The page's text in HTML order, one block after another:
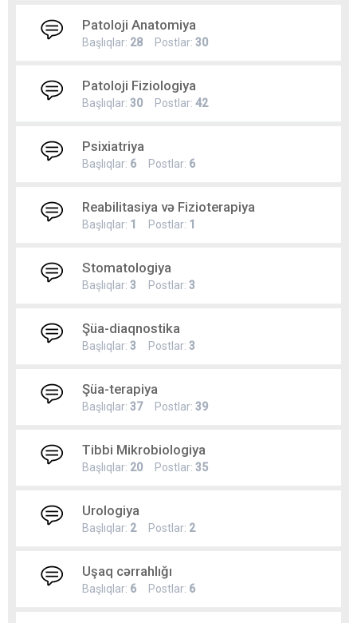
Patoloji Anatomiya
Başlıqlar: 28 Postlar: 30
Patoloji Fiziologiya
Başlıqlar: 30 Postlar: 42
Psixiatriya
Başlıqlar: 6 Postlar: 6
Reabilitasiya və Fizioterapiya
Başlıqlar: 1 Postlar: 1
Stomatologiya
Başlıqlar: 3 Postlar: 3
Şüa-diaqnostika
Başlıqlar: 3 Postlar: 3
Şüa-terapiya
Başlıqlar: 37Postlar: 39
Tibbi Mikrobiologiya
Başlıqlar: 20 Postlar: 35
Urologiya
Başlıqlar: 2Postlar: 2
Uşaq cərrahlığı
Başlıqlar: 6 Postlar: 6